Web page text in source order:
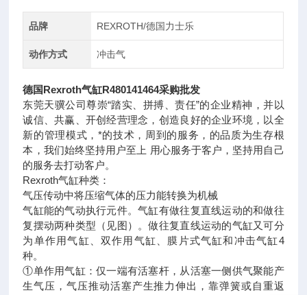
品牌 REXROTH/德国力士乐
动作方式 冲击气
德国Rexroth气缸R480141464采购批发
东莞天骥公司尊崇“踏实、拼搏、责任”的企业精神，并以
诚信、共赢、开创经营理念，创造良好的企业环境，以全
新的管理模式，*的技术，周到的服务，的品质为生存根
本，我们始终坚持用户至上 用心服务于客户，坚持用自己
的服务去打动客户。
Rexroth气缸种类：
气压传动中将压缩气体的压力能转换为机械
气缸能的气动执行元件。气缸有做往复直线运动的和做往
复摆动两种类型（见图）。做往复直线运动的气缸又可分
为单作用气缸、双作用气缸、膜片式气缸和冲击气缸4
种。
①单作用气缸：仅一端有活塞杆，从活塞一侧供气聚能产
生气压，气压推动活塞产生推力伸出，靠弹簧或自重返